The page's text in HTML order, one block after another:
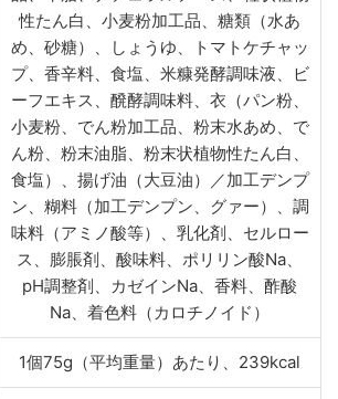
性たん白、小麦粉加工品、糖類（水あ
め、砂糖）、しょうゆ、トマトケチャッ
プ、香辛料、食塩、米糠発酵調味液、ビ
ーフエキス、醗酵調味料、衣（パン粉、
小麦粉、でん粉加工品、粉末水あめ、で
ん粉、粉末油脂、粉末状植物性たん白、
食塩）、揚げ油（大豆油）／加工デンプ
ン、糊料（加工デンプン、グァー）、調
味料（アミノ酸等）、乳化剤、セルロー
ス、膨脹剤、酸味料、ポリリン酸Na、
pH調整剤、カゼインNa、香料、酢酸
Na、着色料（カロチノイド）
1個75g（平均重量）あたり、239kcal